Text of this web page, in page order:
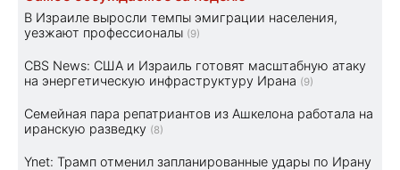
В Израиле выросли темпы эмиграции населения,
уезжают профессионалы (9)
CBS News: США и Израиль готовят масштабную атаку
на энергетическую инфраструктуру Ирана (9)
Семейная пара репатриантов из Ашкелона работала на
иранскую разведку (8)
Ynet: Трамп отменил запланированные удары по Ирану